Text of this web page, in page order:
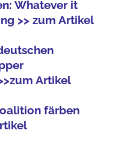
Whatever it
>> zum Artikel
Artikel
färben